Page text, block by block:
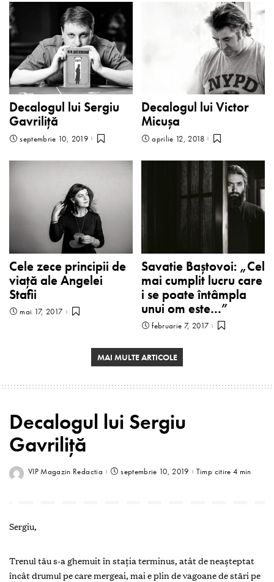
Decalogul lui Sergiu
Gavriliță
septembrie 10, 2019
Decalogul lui Victor
Micușa
aprilie 12, 2018
Cele zece principii de
viață ale Angelei
Stafii
mai 17, 2017
Savatie Baştovoi: „Cel
mai cumplit lucru care
i se poate întâmpla
unui om este…”
februarie 7, 2017
MAI MULTE ARTICOLE
Decalogul lui Sergiu
Gavriliță
VIP Magazin Redactia septembrie 10, 2019 Timp citire 4 min
Sergiu,
Trenul tău s-a ghemuit în staţia terminus, atât de neașteptat
încât drumul pe care mergeai, mai e plin de vagoane de stări pe